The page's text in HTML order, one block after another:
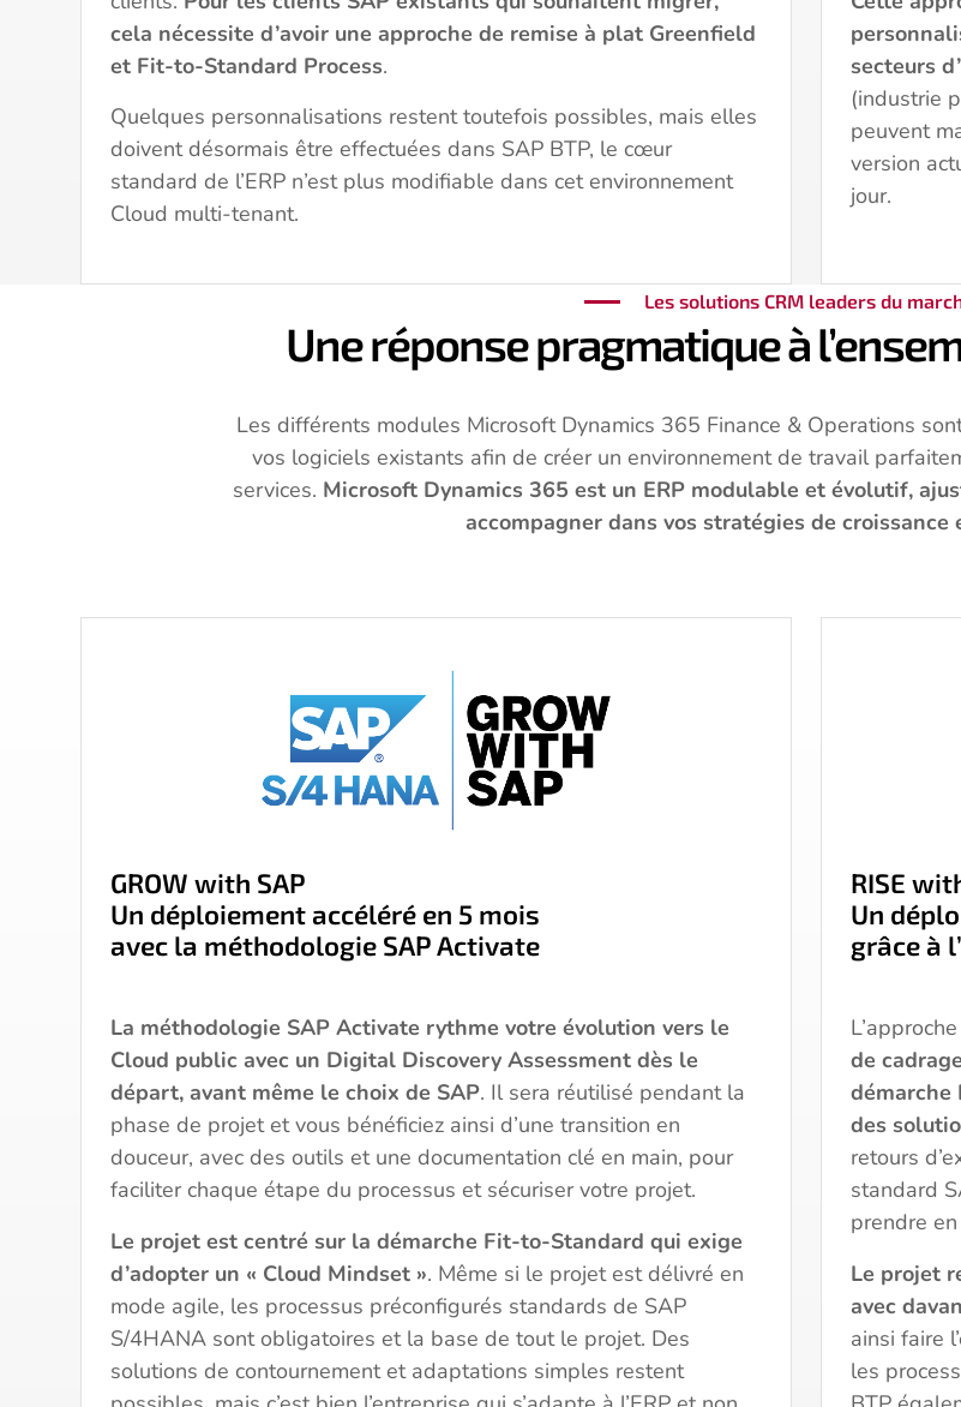
cela nécessite d’avoir une approche de remise à plat Greenfield
et Fit-to-Standard Process.
Quelques personnalisations restent toutefois possibles, mais elles
doivent désormais être effectuées dans SAP BTP, le cœur
standard de l’ERP n’est plus modifiable dans cet environnement
Cloud multi-tenant.
secteurs
(industrie
peuvent
version
jour.
Les solutions CRM leaders du
Une réponse pragmatique à
Les différents modules Microsoft Dynamics 365 Finance & Operations
vos logiciels existants afin de créer un environnement de travail
services. Microsoft Dynamics 365 est un ERP modulable et évolutif,
accompagner dans vos stratégies de croissance
GROW with SAP
Un déploiement accéléré en 5 mois
avec la méthodologie SAP Activate
La méthodologie SAP Activate rythme votre évolution vers le
Cloud public avec un Digital Discovery Assessment dès le
départ, avant même le choix de SAP. Il sera réutilisé pendant la
phase de projet et vous bénéficiez ainsi d’une transition en
douceur, avec des outils et une documentation clé en main, pour
faciliter chaque étape du processus et sécuriser votre projet.
Le projet est centré sur la démarche Fit-to-Standard qui exige
d’adopter un « Cloud Mindset ». Même si le projet est délivré en
mode agile, les processus préconfigurés standards de SAP
S/4HANA sont obligatoires et la base de tout le projet. Des
solutions de contournement et adaptations simples restent
RISE
Un
grâce à
de
démarche
des
retours
standard
prendre
Le projet
avec
ainsi faire
les